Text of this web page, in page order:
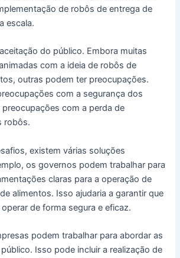
de robôs de entrega de
escala.
do público. Embora muitas
com a ideia de robôs de
outras podem ter preocupações.
com a segurança dos
com a perda de
robôs.
existem várias soluções
os governos podem trabalhar para
claras para a operação de
alimentos. Isso ajudaria a garantir que
de forma segura e eficaz.
podem trabalhar para abordar as
Isso pode incluir a realização de